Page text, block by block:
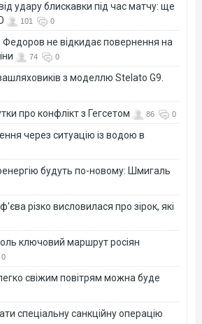
удару блискавки під час матчу: ще
101 0
Федоров не відкидає повернення на
74 0
з моделлю Stelato G9.
про конфлікт з Гегсетом 86 0
через ситуацію із водою в
будуть по-новому: Шмигаль
різко висловилася про зірок, які
ключовий маршрут росіян
0
свіжим повітрям можна буде
спеціальну санкційну операцію